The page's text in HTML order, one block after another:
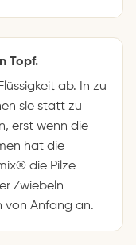
Topf.
ab. In zu
sie statt zu
erst wenn die
hat die
die Pilze
Zwiebeln
von Anfang an.